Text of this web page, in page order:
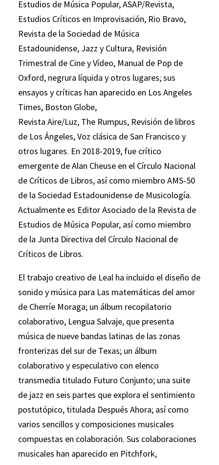
Estudios de Música Popular, ASAP/Revista,
Estudios Críticos en Improvisación, Rio Bravo,
Revista de la Sociedad de Música
Estadounidense, Jazz y Cultura, Revisión
Trimestral de Cine y Vídeo, Manual de Pop de
Oxford, negrura líquida y otros lugares; sus
ensayos y críticas han aparecido en Los Angeles
Times, Boston Globe,
Revista Aire/Luz, The Rumpus, Revisión de libros
de Los Ángeles, Voz clásica de San Francisco y
otros lugares. En 2018-2019, fue crítico
emergente de Alan Cheuse en el Círculo Nacional
de Críticos de Libros, así como miembro AMS-50
de la Sociedad Estadounidense de Musicología.
Actualmente es Editor Asociado de la Revista de
Estudios de Música Popular, así como miembro
de la Junta Directiva del Círculo Nacional de
Críticos de Libros.
El trabajo creativo de Leal ha incluido el diseño de
sonido y música para Las matemáticas del amor
de Cherríe Moraga; un álbum recopilatorio
colaborativo, Lengua Salvaje, que presenta
música de nueve bandas latinas de las zonas
fronterizas del sur de Texas; un álbum
colaborativo y especulativo con elenco
transmedia titulado Futuro Conjunto; una suite
de jazz en seis partes que explora el sentimiento
postutópico, titulada Después Ahora; así como
varios sencillos y composiciones musicales
compuestas en colaboración. Sus colaboraciones
musicales han aparecido en Pitchfork,